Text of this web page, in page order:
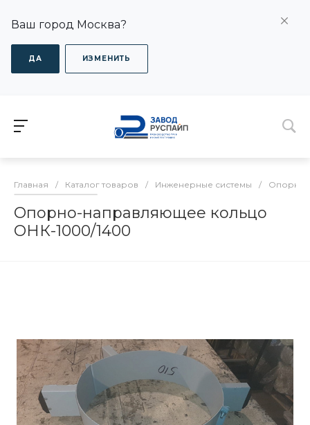
Ваш город Москва?
ДА ИЗМЕНИТЬ
Главная / Каталог товаров / Инженерные системы / Опорно-
Опорно-направляющее кольцо
ОНК-1000/1400